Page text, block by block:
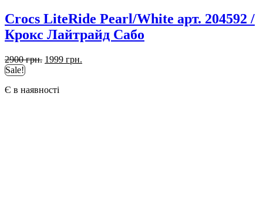
Crocs LiteRide Pearl/White арт. 204592 /
Крокс Лайтрайд Сабо
2900грн. Первоначальная
2900 грн..
1999 грн.
Sale!
Є в наявності